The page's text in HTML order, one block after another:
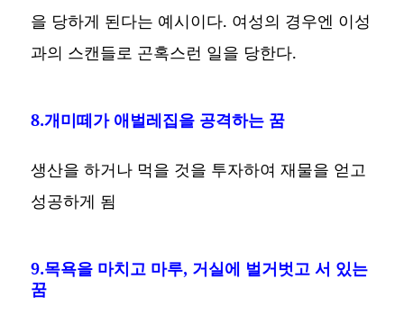
을 당하게 된다는 예시이다. 여성의 경우엔 이성
과의 스캔들로 곤혹스런 일을 당한다.
8.개미떼가 애벌레집을 공격하는 꿈
생산을 하거나 먹을 것을 투자하여 재물을 얻고
성공하게 됨
9.목욕을 마치고 마루, 거실에 벌거벗고 서 있는
꿈